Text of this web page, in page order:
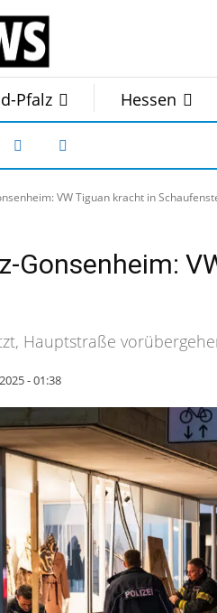
Pfalz Hessen
VW Tiguan kracht in
Gonsenheim:
Hauptstraße
- 01:38